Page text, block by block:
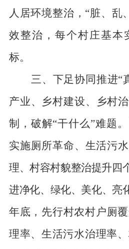
人居环境整治，“脏、乱
效整治，每个村庄基本
标。
三、下足协同推进“
产业、乡村建设、乡村
制，破解“干什么”难题。
实施厕所革命、生活污
理、村容村貌整治提升四
进净化、绿化、美化、亮
年底， 先行村农村户厕
理率、生活污水治理率、